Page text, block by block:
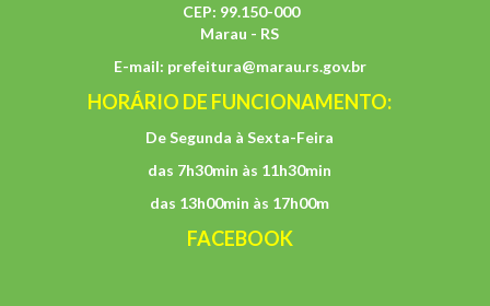
CEP: 99.150-000
Marau - RS
E-mail: prefeitura@marau.rs.gov.br
HORÁRIO DE FUNCIONAMENTO:
De Segunda à Sexta-Feira
das 7h30min às 11h30min
das 13h00min às 17h00m
FACEBOOK